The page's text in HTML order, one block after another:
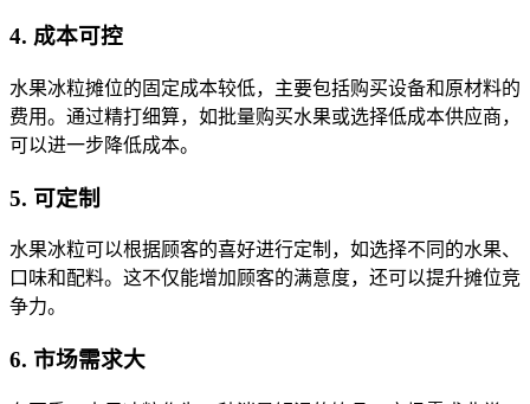
4. 成本可控
水果冰粒摊位的固定成本较低，主要包括购买设备和原材料的
费用。通过精打细算，如批量购买水果或选择低成本供应商，
可以进一步降低成本。
5. 可定制
水果冰粒可以根据顾客的喜好进行定制，如选择不同的水果、
口味和配料。这不仅能增加顾客的满意度，还可以提升摊位竞
争力。
6. 市场需求大